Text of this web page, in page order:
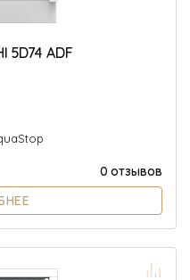
ADF
0 отзывов